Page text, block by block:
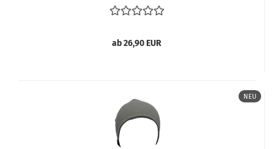
ab 26,90 EUR
NEU